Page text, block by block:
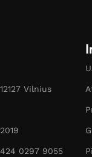
Vilnius
0297 9055